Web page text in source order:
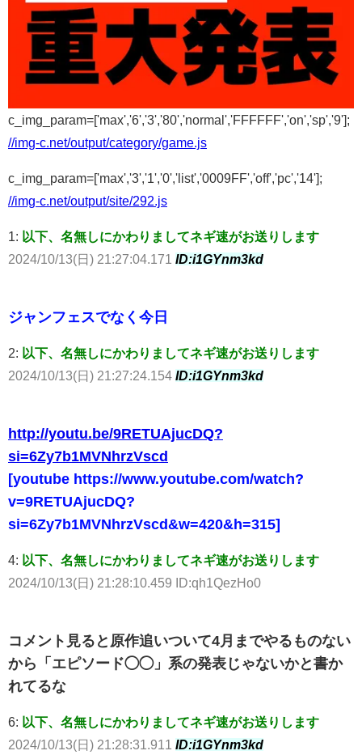
c_img_param=['max','6','3','80','normal','FFFFFF','on','sp','9'];
//img-c.net/output/category/game.js
c_img_param=['max','3','1','0','list','0009FF','off','pc','14'];
//img-c.net/output/site/292.js
1: 以下、名無しにかわりましてネギ速がお送りします
2024/10/13(日) 21:27:04.171 ID:i1GYnm3kd
ジャンフェスでなく今日
2: 以下、名無しにかわりましてネギ速がお送りします
2024/10/13(日) 21:27:24.154 ID:i1GYnm3kd
http://youtu.be/9RETUAjucDQ?
si=6Zy7b1MVNhrzVscd
[youtube https://www.youtube.com/watch?
v=9RETUAjucDQ?
si=6Zy7b1MVNhrzVscd&w=420&h=315]
4: 以下、名無しにかわりましてネギ速がお送りします
2024/10/13(日) 21:28:10.459 ID:qh1QezHo0
コメント見ると原作追いついて4月までやるものない
から「エピソード◯◯」系の発表じゃないかと書か
れてるな
6: 以下、名無しにかわりましてネギ速がお送りします
2024/10/13(日) 21:28:31.911 ID:i1GYnm3kd